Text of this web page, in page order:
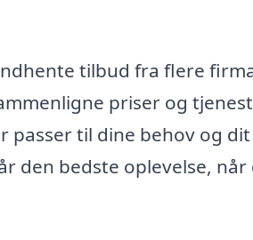
tilbud fra flere
priser og
passer til dine behov og dit
den bedste oplevelse, når